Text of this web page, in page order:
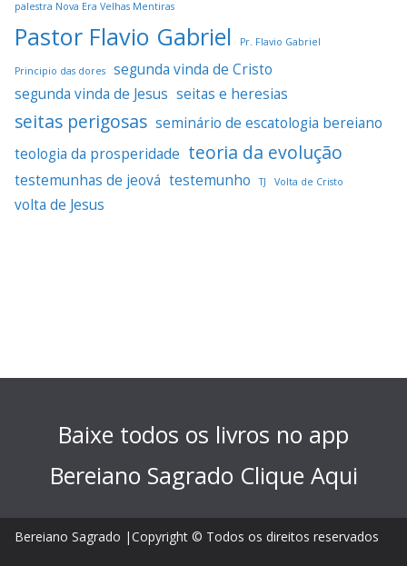
palestra Nova Era Velhas Mentiras
Pastor Flavio Gabriel Pr. Flavio Gabriel
Principio das dores
segunda vinda de Cristo
segunda vinda de Jesus seitas e heresias
seitas perigosas seminário de escatologia bereiano
teologia da prosperidade teoria da evolução
testemunhas de jeová testemunho TJ Volta de Cristo
volta de Jesus
Baixe todos os livros no app
Bereiano Sagrado Clique Aqui
Bereiano Sagrado |Copyright © Todos os direitos reservados